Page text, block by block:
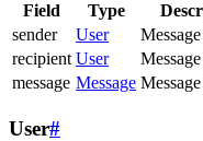
Field Type
sender
User
recipient User
message Message
User#